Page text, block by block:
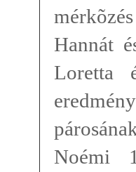
Hannát
Loretta
Noémi